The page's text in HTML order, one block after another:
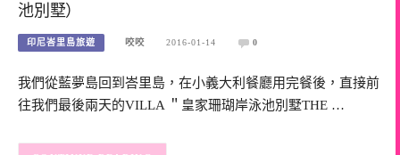
池別墅）
印尼峇里島旅遊 咬咬 2016-01-14 0
我們從藍夢島回到峇里島，在小義大利餐廳用完餐後，直接前
往我們最後兩天的VILLA ＂皇家珊瑚岸泳池別墅THE …